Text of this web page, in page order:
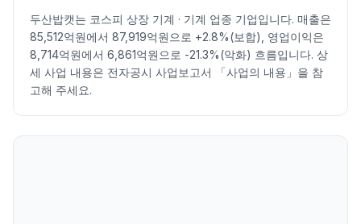
2026.07.10
613006400060700629004.66 123145
2026.07.13
63300640006050061600-2.07 142894
2026.07.14
628006370060700632002.60 269738
2026.07.15
63800
두산밥캣는 코스피 상장 기계 · 기계 업종 기업입니다. 매출은
85,512억원에서 87,919억원으로 +2.8%(보합), 영업이익은
8,714억원에서 6,861억원으로 -21.3%(악화) 흐름입니다. 상
세 사업 내용은 전자공시 사업보고서 「사업의 내용」을 참
고해 주세요.